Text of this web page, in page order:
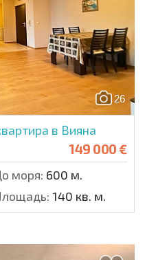
26
в Вияна
149 000 €
моря: 600 м.
140 кв. м.